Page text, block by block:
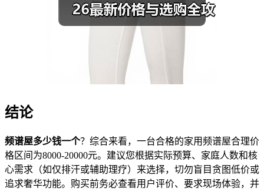
结论
频谱屋多少钱一个？综合来看，一台合格的家用频谱屋合理价
格区间为8000-20000元。建议您根据实际预算、家庭人数和核
心需求（如仅排汗或辅助理疗）来选择，切勿盲目贪图低价或
追求奢华功能。购买前务必查看用户评价、要求现场体验，并